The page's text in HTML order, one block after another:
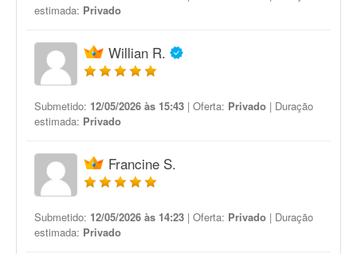
estimada: Privado
Willian R.
Submetido: 12/05/2026 às 15:43 | Oferta: Privado | Duração
estimada: Privado
Francine S.
Submetido: 12/05/2026 às 14:23 | Oferta: Privado | Duração
estimada: Privado